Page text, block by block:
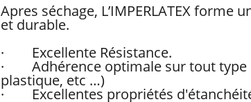
Apres séchage, L’IMPERLATEX
et durable.
· Excellente Résistance.
· Adhérence optimale sur tout type
plastique, etc …)
· Excellentes propriétés